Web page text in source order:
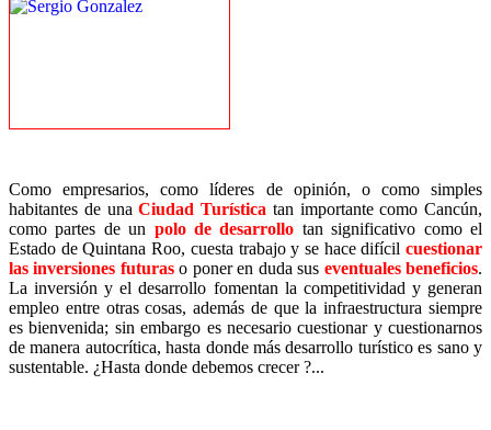
Como empresarios, como líderes de opinión, o como simples
habitantes de unaCiudad Turística tan importante como Cancún,
como partes de un polo de desarrollo tan significativo como el
Estado de Quintana Roo, cuesta trabajo y se hace difícil cuestionar
las inversiones futuraso poner en duda sus eventuales beneficios.
La inversión y el desarrollo fomentan la competitividad y generan
empleo entre otras cosas, además de que la infraestructura siempre
es bienvenida; sin embargo es necesario cuestionar y cuestionarnos
de manera autocrítica, hasta donde más desarrollo turístico es sano y
sustentable. ¿Hasta donde debemos crecer ?...